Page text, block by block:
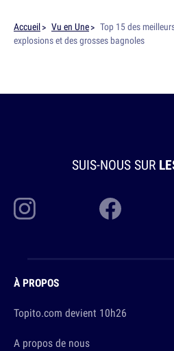
Accueil Vu en Une
Top 15 des
explosions et des grosses bagnoles
SUIS-NOUS SUR
À PROPOS
Topito.com devient 10h26
A propos de nous